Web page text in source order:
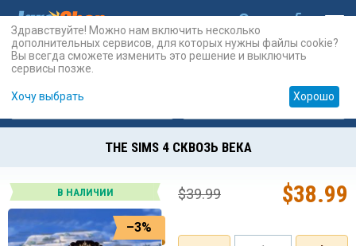
Карты Prepaid
THE SIMS 4 СКВОЗЬ ВЕКА
В НАЛИЧИИ
–3%
$38.99
$39.99
Здравствуйте! Можно нам включить несколько
дополнительных сервисов, для которых нужны файлы cookie?
Вы всегда сможете изменить это решение и выключить
сервисы позже.
Хочу выбрать Хорошо